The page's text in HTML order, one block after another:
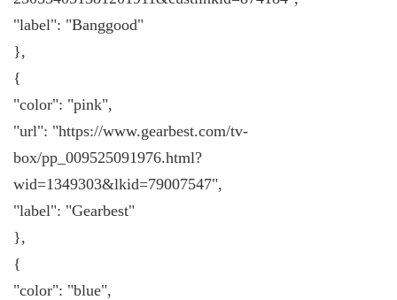
"label": "Banggood"
},
{
"color": "pink",
"url": "https://www.gearbest.com/tv-
box/pp_009525091976.html?
wid=1349303&lkid=79007547",
"label": "Gearbest"
},
{
"color": "blue",